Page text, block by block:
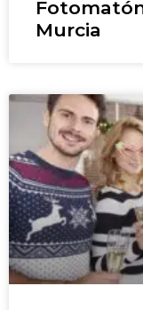
Murcia